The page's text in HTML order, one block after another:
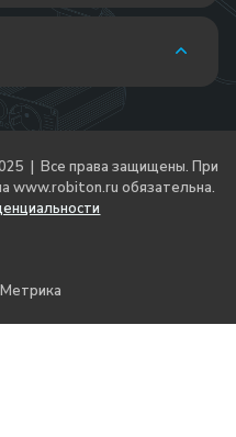
| Все права защищены. При
www.robiton.ru обязательна.